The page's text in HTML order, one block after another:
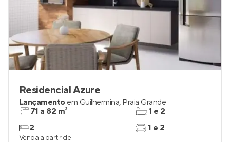
Residencial Azure
Lançamento em Guilhermina, Praia Grande
71 a 82 m²
2
1 e 2
1 e 2
Venda a partir de